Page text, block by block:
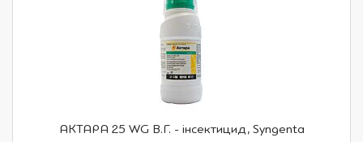
АКТАРА 25 WG В.Г. - інсектицид, Syngenta